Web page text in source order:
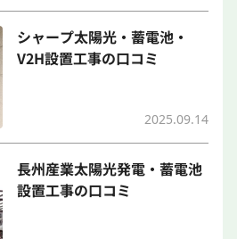
シャープ太陽光・蓄電池・
V2H設置工事の口コミ
2025.09.14
長州産業太陽光発電・蓄電池
設置工事の口コミ